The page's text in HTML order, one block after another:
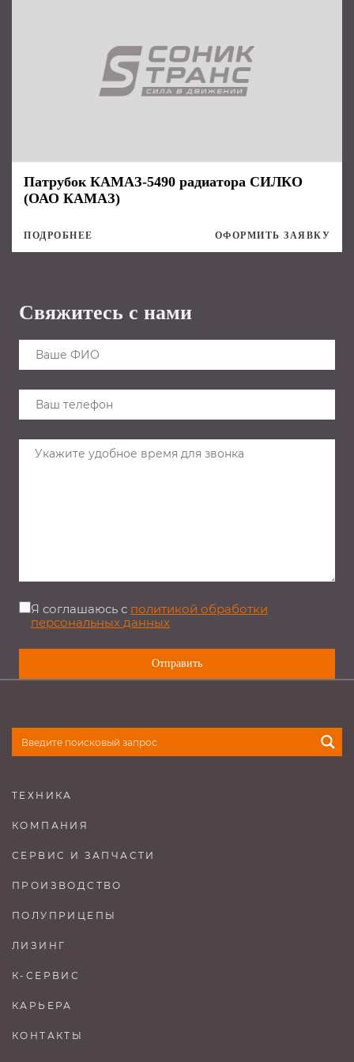
Патрубок КАМАЗ-5490 радиатора СИЛКО
(ОАО КАМАЗ)
ПОДРОБНЕЕ ОФОРМИТЬ ЗАЯВКУ
Свяжитесь с нами
Я соглашаюсь с политикой обработки
персональных данных
ТЕХНИКА
КОМПАНИЯ
СЕРВИС И ЗАПЧАСТИ
ПРОИЗВОДСТВО
ПОЛУПРИЦЕПЫ
ЛИЗИНГ
К-СЕРВИС
КАРЬЕРА
КОНТАКТЫ